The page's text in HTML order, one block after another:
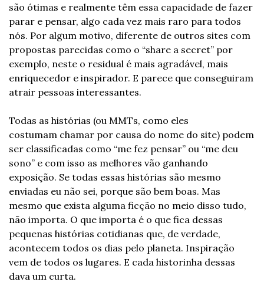
são ótimas e realmente têm essa capacidade de fazer
parar e pensar, algo cada vez mais raro para todos
nós. Por algum motivo, diferente de outros sites com
propostas parecidas como o “share a secret” por
exemplo, neste o residual é mais agradável, mais
enriquecedor e inspirador. E parece que conseguiram
atrair pessoas interessantes.
Todas as histórias (ou MMTs, como eles
costumam chamar por causa do nome do site) podem
ser classificadas como “me fez pensar” ou “me deu
sono” e com isso as melhores vão ganhando
exposição. Se todas essas histórias são mesmo
enviadas eu não sei, porque são bem boas. Mas
mesmo que exista alguma ficção no meio disso tudo,
não importa. O que importa é o que fica dessas
pequenas histórias cotidianas que, de verdade,
acontecem todos os dias pelo planeta. Inspiração
vem de todos os lugares. E cada historinha dessas
dava um curta.